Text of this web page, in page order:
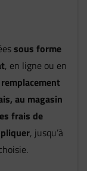
sous forme
, en ligne ou en
au magasin
frais de
, jusqu’à